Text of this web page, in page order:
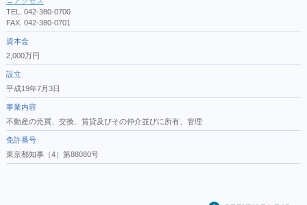
TEL. 042-380-0700
FAX. 042-380-0701
資本金
2,000万円
設立
平成19年7月3日
事業内容
不動産の売買、交換、賃貸及びその仲介並びに所有、管理
免許番号
東京都知事（4）第88080号